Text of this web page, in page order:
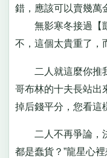
錯，應該可以賣幾萬
無影寒冬接過【凱
不，這個太貴重了，
二人就這麼你推我
哥布林的十夫長站出
掉后錢平分，您看這
二人不再爭論，決
都是蠢貨？”龍星心裡